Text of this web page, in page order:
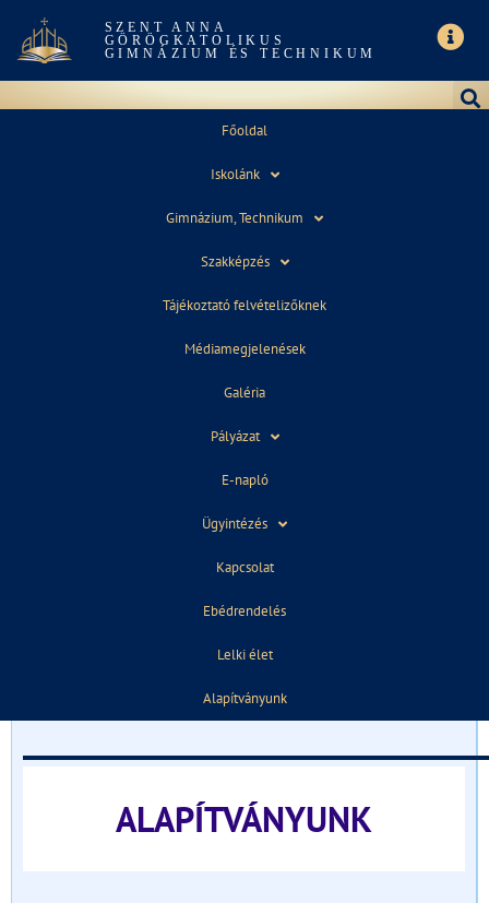
SZENT ANNA
GÖRÖGKATOLIKUS
GIMNÁZIUM ÉS TECHNIKUM
Főoldal
Iskolánk
Gimnázium, Technikum
Szakképzés
Tájékoztató felvételizőknek
Médiamegjelenések
Galéria
Pályázat
E-napló
Ügyintézés
Kapcsolat
Ebédrendelés
Lelki élet
Alapítványunk
SZÜLŐI ÉRTEKEZLET:
2020. február 4. 17 óra
11:05
ALAPÍTVÁNYUNK